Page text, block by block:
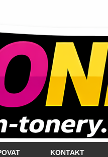
KONTAKT